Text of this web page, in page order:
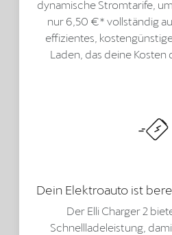
dynamische Stromtarife,
nur 6,50 €* vollständig
effizientes,
Laden, das deine Kosten
Dein Elektroauto ist
Der Elli Charger 2
Schnellladeleistung,